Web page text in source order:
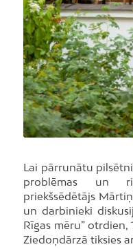
Lai pārrunātu
problēmas un
priekšsēdētājs
un darbinieki
Rīgas mēru” otrdien,
Ziedoņdārzā tiksies